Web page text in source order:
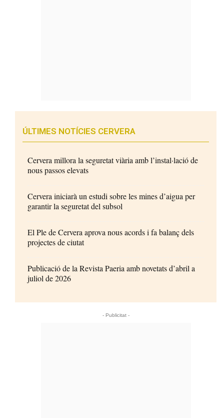
ÚLTIMES NOTÍCIES CERVERA
Cervera millora la seguretat viària amb l’instal·lació de
nous passos elevats
Cervera iniciarà un estudi sobre les mines d’aigua per
garantir la seguretat del subsol
El Ple de Cervera aprova nous acords i fa balanç dels
projectes de ciutat
Publicació de la Revista Paeria amb novetats d’abril a
juliol de 2026
- Publicitat -